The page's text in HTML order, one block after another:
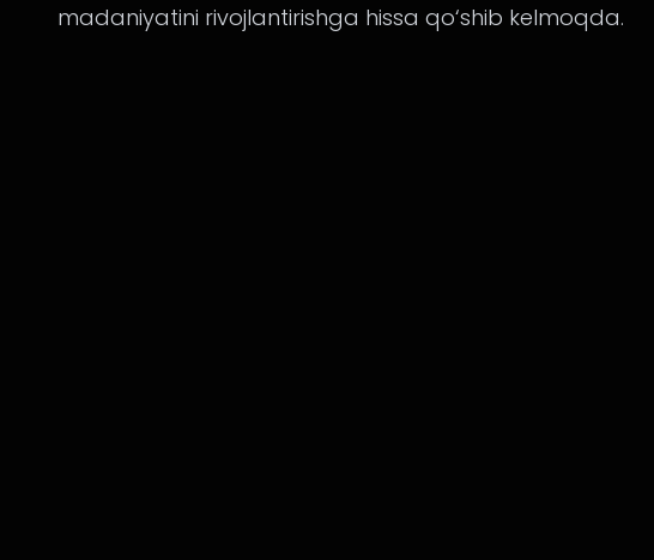
madaniyatini rivojlantirishga hissa qo‘shib kelmoqda.